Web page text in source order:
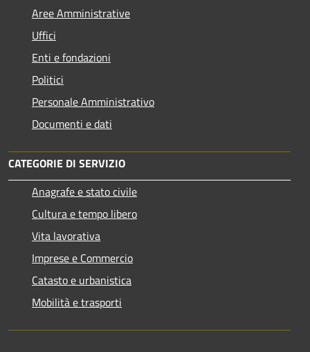
Aree Amministrative
Uffici
Enti e fondazioni
Politici
Personale Amministrativo
Documenti e dati
CATEGORIE DI SERVIZIO
Anagrafe e stato civile
Cultura e tempo libero
Vita lavorativa
Imprese e Commercio
Catasto e urbanistica
Mobilità e trasporti